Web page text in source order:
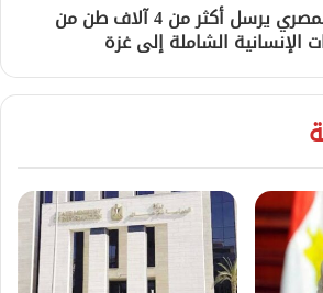
الهلال الأحمر المصري يرسل أكثر من 4 آلاف طن من
الإنسانية الشاملة إلى غزة